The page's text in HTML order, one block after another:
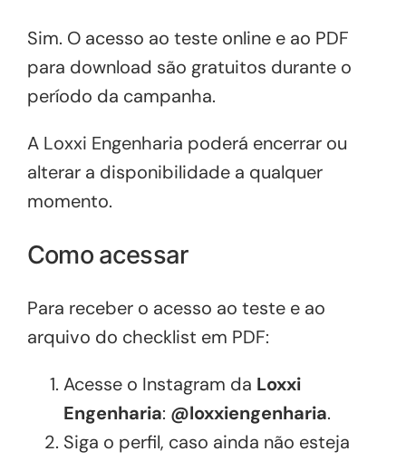
Sim. O acesso ao teste online e ao PDF
para download são gratuitos durante o
período da campanha.
A Loxxi Engenharia poderá encerrar ou
alterar a disponibilidade a qualquer
momento.
Como acessar
Para receber o acesso ao teste e ao
arquivo do checklist em PDF:
Acesse o Instagram da Loxxi
Engenharia: @loxxiengenharia.
Siga o perfil, caso ainda não esteja